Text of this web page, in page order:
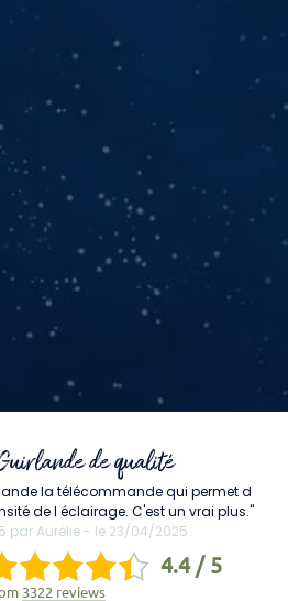
de qualité
la télécommande qui permet d
de l éclairage. C'est un vrai plus."
par Aurélie - le 23/04/2025
4.4 / 5
3322 reviews